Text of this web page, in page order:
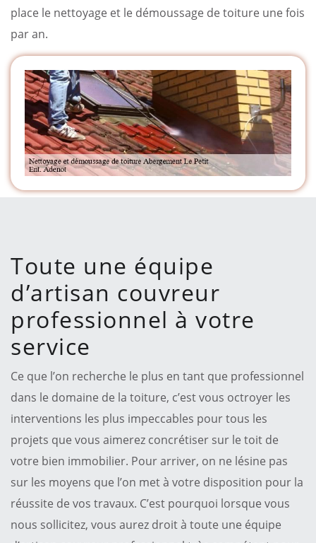
place le nettoyage et le démoussage de toiture une fois
par an.
Toute une équipe
d’artisan couvreur
professionnel à votre
service
Ce que l’on recherche le plus en tant que professionnel
dans le domaine de la toiture, c’est vous octroyer les
interventions les plus impeccables pour tous les
projets que vous aimerez concrétiser sur le toit de
votre bien immobilier. Pour arriver, on ne lésine pas
sur les moyens que l’on met à votre disposition pour la
réussite de vos travaux. C’est pourquoi lorsque vous
nous sollicitez, vous aurez droit à toute une équipe